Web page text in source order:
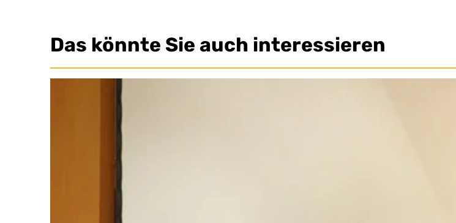
Das könnte Sie auch interessieren